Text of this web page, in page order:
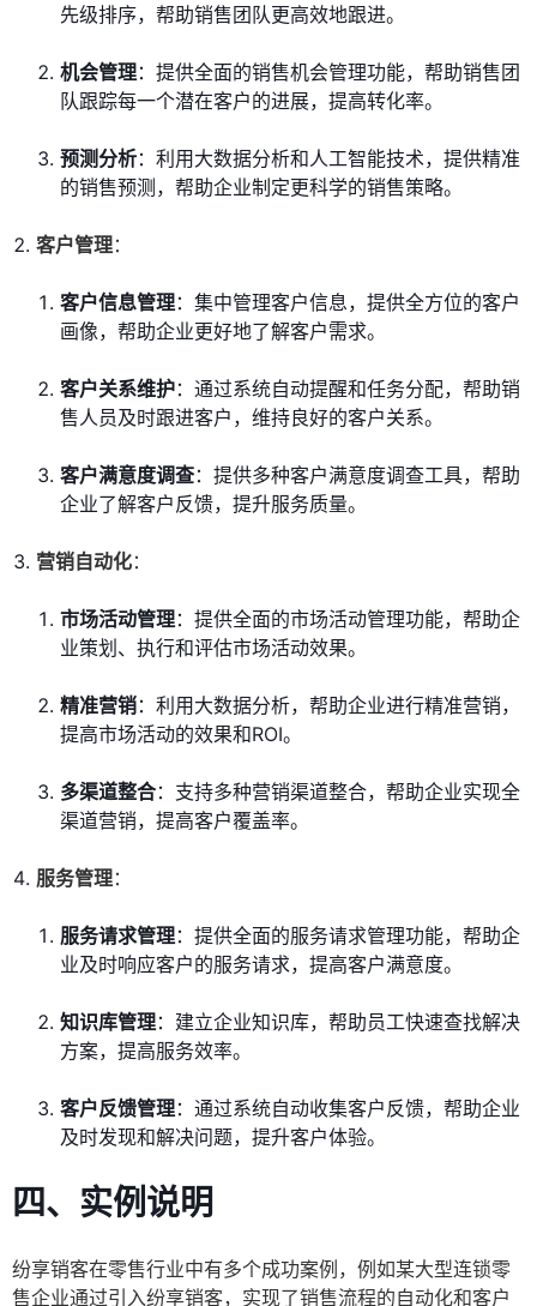
先级排序，帮助销售团队更高效地跟进。
机会管理：提供全面的销售机会管理功能，帮助销售团
队跟踪每一个潜在客户的进展，提高转化率。
预测分析：利用大数据分析和人工智能技术，提供精准
的销售预测，帮助企业制定更科学的销售策略。
客户管理：
客户信息管理：集中管理客户信息，提供全方位的客户
画像，帮助企业更好地了解客户需求。
客户关系维护：通过系统自动提醒和任务分配，帮助销
售人员及时跟进客户，维持良好的客户关系。
客户满意度调查：提供多种客户满意度调查工具，帮助
企业了解客户反馈，提升服务质量。
营销自动化：
市场活动管理：提供全面的市场活动管理功能，帮助企
业策划、执行和评估市场活动效果。
精准营销：利用大数据分析，帮助企业进行精准营销，
提高市场活动的效果和ROI。
多渠道整合：支持多种营销渠道整合，帮助企业实现全
渠道营销，提高客户覆盖率。
服务管理：
服务请求管理：提供全面的服务请求管理功能，帮助企
业及时响应客户的服务请求，提高客户满意度。
知识库管理：建立企业知识库，帮助员工快速查找解决
方案，提高服务效率。
客户反馈管理：通过系统自动收集客户反馈，帮助企业
及时发现和解决问题，提升客户体验。
四、实例说明
纷享销客在零售行业中有多个成功案例，例如某大型连锁零
售企业通过引入纷享销客，实现了销售流程的自动化和客户